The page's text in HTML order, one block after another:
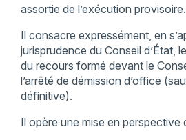
assortie de l’exécution provisoire.
Il consacre expressément, en
jurisprudence du Conseil d’État,
du recours formé devant le
l’arrêté de démission d’office
définitive).
Il opère une mise en perspective